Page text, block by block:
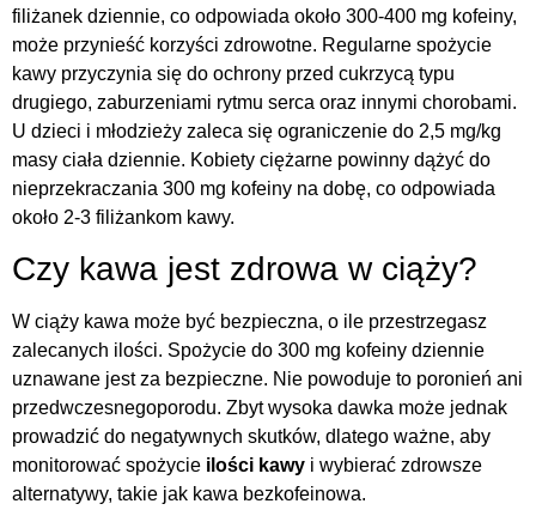
filiżanek dziennie, co odpowiada około 300-400 mg kofeiny,
może przynieść korzyści zdrowotne. Regularne spożycie
kawy przyczynia się do ochrony przed cukrzycą typu
drugiego, zaburzeniami rytmu serca oraz innymi chorobami.
U dzieci i młodzieży zaleca się ograniczenie do 2,5 mg/kg
masy ciała dziennie. Kobiety ciężarne powinny dążyć do
nieprzekraczania 300 mg kofeiny na dobę, co odpowiada
około 2-3 filiżankom kawy.
Czy kawa jest zdrowa w ciąży?
W ciąży kawa może być bezpieczna, o ile przestrzegasz
zalecanych ilości. Spożycie do 300 mg kofeiny dziennie
uznawane jest za bezpieczne. Nie powoduje to poronień ani
przedwczesnegoporodu. Zbyt wysoka dawka może jednak
prowadzić do negatywnych skutków, dlatego ważne, aby
monitorować spożycie ilości kawy i wybierać zdrowsze
alternatywy, takie jak kawa bezkofeinowa.